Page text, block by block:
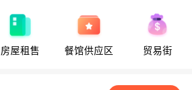
房屋租售 餐馆供应区 贸易街